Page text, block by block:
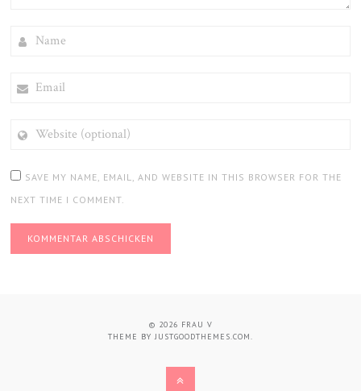
(OPTIONAL)
SAVE MY NAME, EMAIL, AND WEBSITE IN THIS BROWSER FOR THE
NEXT TIME I COMMENT.
© 2026 FRAU V
THEME BYJUSTGOODTHEMES.COM.